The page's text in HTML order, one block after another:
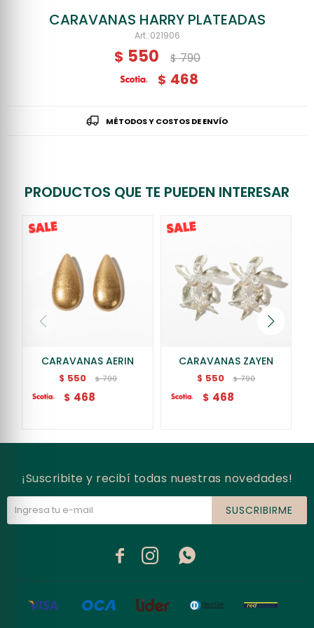
CARAVANAS HARRY PLATEADAS
021906
$ 550 $ 790
$ 468
MÉTODOS Y COSTOS DE ENVÍO
PRODUCTOS QUE TE PUEDEN INTERESAR
CARAVANAS AERIN
$ 550 $ 790
$ 468
CARAVANAS ZAYEN
$ 550 $ 790
$ 468
¡Suscribite y recibí todas nuestras novedades!
SUSCRIBIRME
  